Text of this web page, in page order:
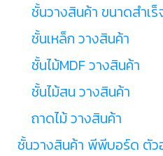
ชั้นวางสินค้า ขนาดสำเ
ชั้นเหล็ก วางสินค้า
ชั้นไม้MDF วางสินค้า
ชั้นไม้สน วางสินค้า
ถาดไม้ วางสินค้า
ชั้นวางสินค้า พีพีบอร์ด ตัว